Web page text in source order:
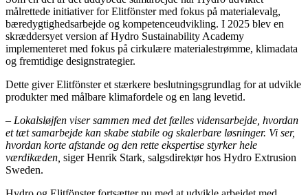
målrettede initiativer for Elitfönster med fokus på materialevalg,
bæredygtighedsarbejde og kompetenceudvikling. I 2025 blev en
skræddersyet version af Hydro Sustainability Academy
implementeret med fokus på cirkulære materialestrømme, klimadata
og fremtidige designstrategier.
Dette giver Elitfönster et stærkere beslutningsgrundlag for at udvikle
produkter med målbare klimafordele og en lang levetid.
– Lokalsløjfen viser sammen med det fælles vidensarbejde, hvordan
et tæt samarbejde kan skabe stabile og skalerbare løsninger. Vi ser,
hvordan korte afstande og den rette ekspertise styrker hele
værdikæden, siger Henrik Stark, salgsdirektør hos Hydro Extrusion
Sweden.